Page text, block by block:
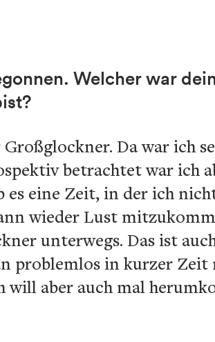
Welcher war
Da war ich
betrachtet war ich
es eine Zeit, in der ich
wieder Lust
unterwegs. Das ist
problemlos in kurzer
aber auch mal